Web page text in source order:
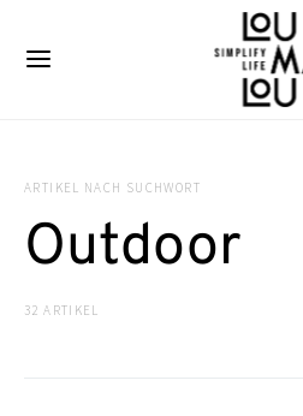
ARTIKEL NACH SUCHWORT
Outdoor
32 ARTIKEL